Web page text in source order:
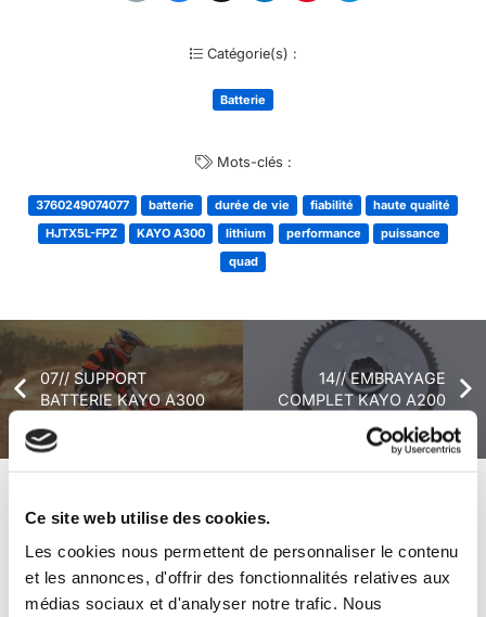
Ce site web utilise des cookies.
Les cookies nous permettent de personnaliser le contenu
et les annonces, d'offrir des fonctionnalités relatives aux
médias sociaux et d'analyser notre trafic. Nous
Catégorie(s) :
Batterie
Mots-clés :
3760249074077 batterie durée de vie fiabilité
haute qualité
HJTX5L-FPZ
KAYO A300 lithium performance
puissance
quad
07// SUPPORT
BATTERIE KAYO A300
14// EMBRAYAGE
COMPLET KAYO A200
+ de produits
Véhicules complets